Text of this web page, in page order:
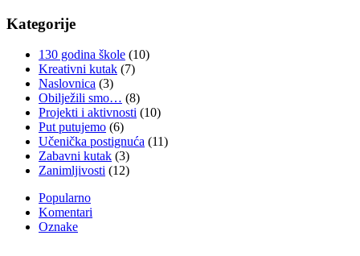
Kategorije
130 godina škole (10)
Kreativni kutak (7)
Naslovnica (3)
Obilježili smo… (8)
Projekti i aktivnosti (10)
Put putujemo (6)
Učenička postignuća (11)
Zabavni kutak (3)
Zanimljivosti (12)
Popularno
Komentari
Oznake